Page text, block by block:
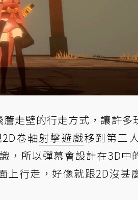
走壁的行走方式，讓許多
卷軸射擊遊戲移到第三
，所以彈幕會設計在3D中
上行走，好像就跟2D沒甚